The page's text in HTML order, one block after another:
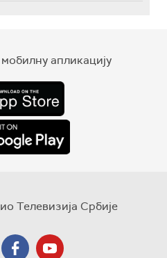
апликацију
Телевизија Србије